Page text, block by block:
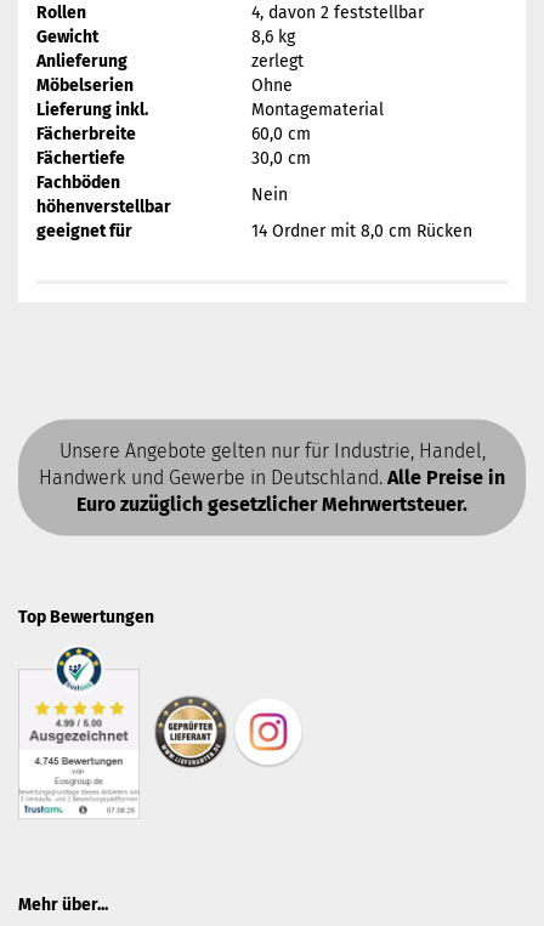
Rollen
4, davon 2 feststellbar
Gewicht
8,6 kg
Anlieferung
zerlegt
Möbelserien
Ohne
Lieferung inkl.
Montagematerial
Fächerbreite
60,0 cm
Fächertiefe
30,0 cm
Fachböden
höhenverstellbar
Nein
geeignet für
14 Ordner mit 8,0 cm Rücken
Unsere Angebote gelten nur für Industrie, Handel,
Handwerk und Gewerbe in Deutschland. Alle Preise in
Euro zuzüglich gesetzlicher Mehrwertsteuer.
Top Bewertungen
Mehr über...